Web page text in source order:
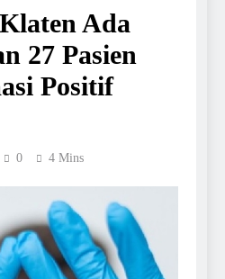
Ada
27 Pasien
Positif
0 4 Mins